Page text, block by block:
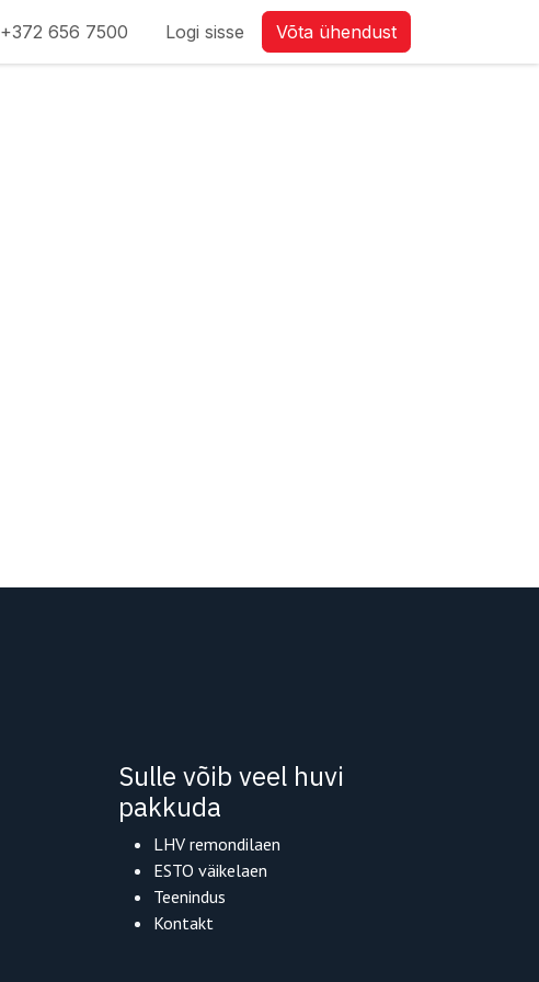
+372 656 7500 Logi sisse Võta ühendust
Sulle võib veel huvi
pakkuda
LHV remondilaen
ESTO väikelaen
Teenindus
Kontakt